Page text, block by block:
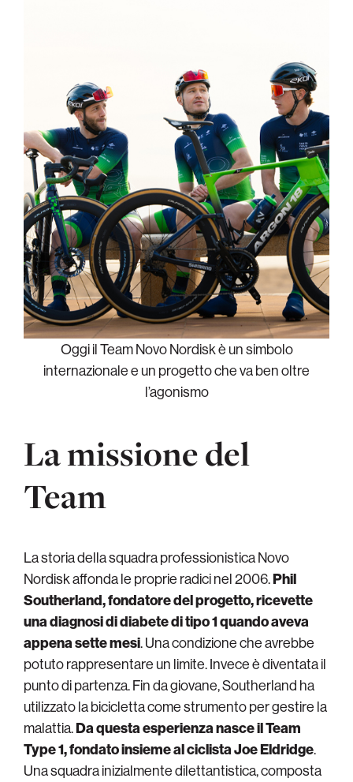
Oggi il Team Novo Nordisk è un simbolo
internazionale e un progetto che va ben oltre
l’agonismo
La missione del
Team
La storia della squadra professionistica Novo
Nordisk affonda le proprie radici nel 2006.Phil
Southerland, fondatore del progetto, ricevette
una diagnosi di diabete di tipo 1 quando aveva
appena settemesi. Una condizione che avrebbe
potuto rappresentare un limite. Invece è diventata il
punto di partenza. Fin da giovane, Southerland ha
utilizzato la bicicletta come strumento per gestire la
malattia.Da questa esperienza nasce il Team
Type 1, fondato insieme al ciclista Joe Eldridge.
Una squadra inizialmente dilettantistica, composta